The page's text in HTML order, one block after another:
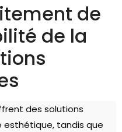
de
de la
des solutions
esthétique, tandis que